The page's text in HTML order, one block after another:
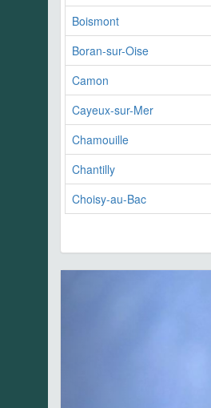
Boismont
Boran-sur-Oise
Camon
Cayeux-sur-Mer
Chamouille
Chantilly
Choisy-au-Bac